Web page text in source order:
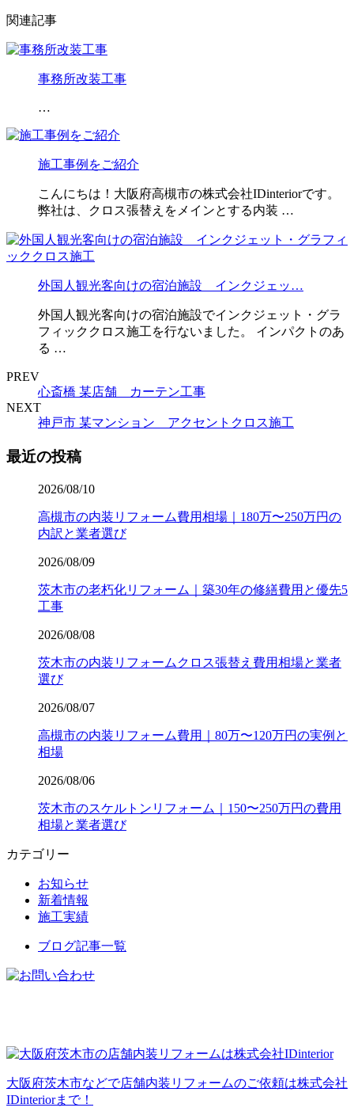
関連記事
事務所改装工事
…
施工事例をご紹介
こんにちは！大阪府高槻市の株式会社IDinteriorです。
弊社は、クロス張替えをメインとする内装 …
外国人観光客向けの宿泊施設 インクジェッ…
外国人観光客向けの宿泊施設でインクジェット・グラ
フィッククロス施工を行ないました。 インパクトのあ
る …
PREV
心斎橋 某店舗 カーテン工事
NEXT
神戸市 某マンション アクセントクロス施工
最近の投稿
2026/08/10
高槻市の内装リフォーム費用相場｜180万〜250万円の
内訳と業者選び
2026/08/09
茨木市の老朽化リフォーム｜築30年の修繕費用と優先5
工事
2026/08/08
茨木市の内装リフォームクロス張替え費用相場と業者
選び
2026/08/07
高槻市の内装リフォーム費用｜80万〜120万円の実例と
相場
2026/08/06
茨木市のスケルトンリフォーム｜150〜250万円の費用
相場と業者選び
カテゴリー
お知らせ
新着情報
施工実績
ブログ記事一覧
大阪府茨木市などで店舗内装リフォームのご依頼は株式会社
IDinteriorまで！